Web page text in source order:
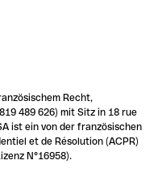
Recht,
489 626) mit Sitz in 18 rue
ist ein von der französischen
et de Résolution (ACPR)
N°16958).